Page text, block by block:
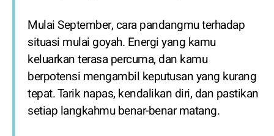
Mulai September, cara pandangmu terhadap
situasi mulai goyah. Energi yang kamu
keluarkan terasa percuma, dan kamu
berpotensi mengambil keputusan yang kurang
tepat. Tarik napas, kendalikan diri, dan pastikan
setiap langkahmu benar-benar matang.